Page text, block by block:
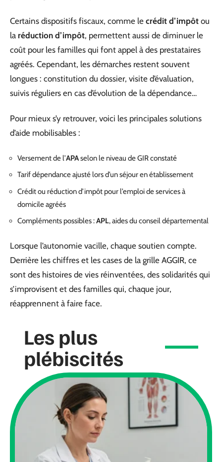
Certains dispositifs fiscaux, comme le crédit d’impôt ou
la réduction d’impôt, permettent aussi de diminuer le
coût pour les familles qui font appel à des prestataires
agréés. Cependant, les démarches restent souvent
longues : constitution du dossier, visite d’évaluation,
suivis réguliers en cas d’évolution de la dépendance…
Pour mieux s’y retrouver, voici les principales solutions
d’aide mobilisables :
Versement de l’APAselon le niveau de GIR constaté
Tarif dépendance ajusté lors d’un séjour en établissement
Crédit ou réduction d’impôt pour l’emploi de services à
domicile agréés
Compléments possibles :APL, aides du conseil départemental
Lorsque l’autonomie vacille, chaque soutien compte.
Derrière les chiffres et les cases de la grille AGGIR, ce
sont des histoires de vies réinventées, des solidarités qui
s’improvisent et des familles qui, chaque jour,
réapprennent à faire face.
Les plus
plébiscités